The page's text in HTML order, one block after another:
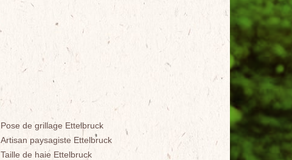
Pose de grillage Ettelbruck
Artisan paysagiste Ettelbruck
Taille de haie Ettelbruck